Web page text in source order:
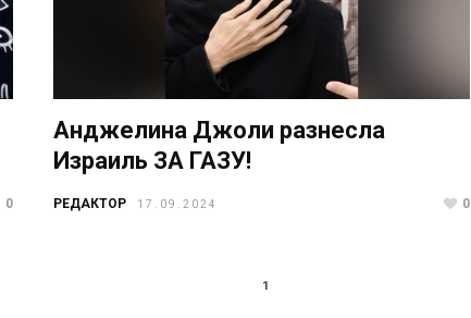
0
Анджелина Джоли разнесла
Израиль ЗА ГАЗУ!
РЕДАКТОР 17.09.2024 0
1